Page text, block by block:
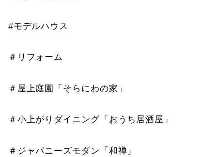
#モデルハウス
＃リフォーム
＃屋上庭園「そらにわの家」
＃小上がりダイニング「おうち居酒屋」
＃ジャパニーズモダン「和禅」